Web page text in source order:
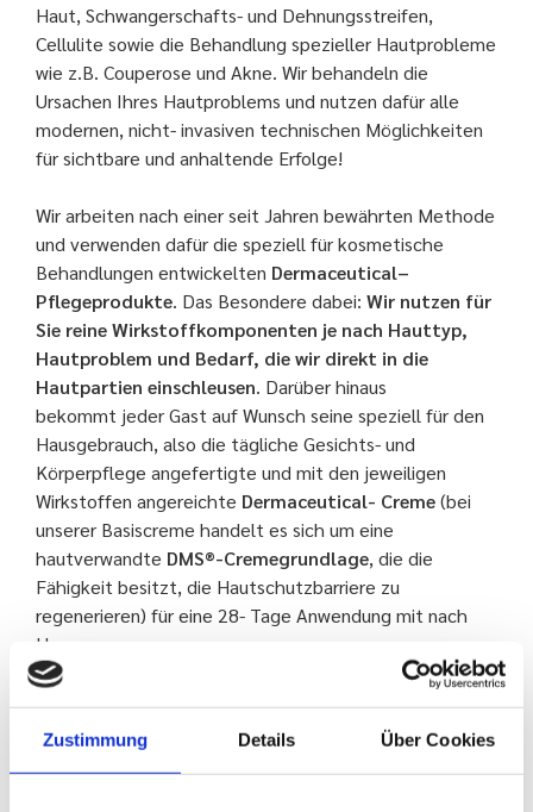
Zustimmung Details Über Cookies
Haut, Schwangerschafts- und Dehnungsstreifen,
Cellulite sowie die Behandlung spezieller Hautprobleme
wie z.B. Couperose und Akne. Wir behandeln die
Ursachen Ihres Hautproblems und nutzen dafür alle
modernen, nicht- invasiven technischen Möglichkeiten
für sichtbare und anhaltende Erfolge!
Wir arbeiten nach einer seit Jahren bewährten Methode
und verwenden dafür die speziell für kosmetische
Behandlungen entwickelten Dermaceutical–
Pflegeprodukte. Das Besondere dabei: Wir nutzen für
Sie reine Wirkstoffkomponenten je nach Hauttyp,
Hautproblem und Bedarf, die wir direkt in die
Hautpartien einschleusen. Darüber hinaus
bekommt jeder Gast auf Wunsch seine speziell für den
Hausgebrauch, also die tägliche Gesichts- und
Körperpflege angefertigte und mit den jeweiligen
Wirkstoffen angereichte Dermaceutical- Creme(bei
unserer Basiscreme handelt es sich um eine
hautverwandte DMS®-Cremegrundlage, die die
Fähigkeit besitzt, die Hautschutzbarriere zu
regenerieren) für eine 28- Tage Anwendung mit nach
Hause.
PREISLISTE HAUTVERJÜNGUNG